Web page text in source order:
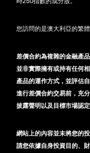
您訪問的是澳大利亞的繁體
差價合約為複雜的金融產
並非實際擁有或持有任何
產品的運作方式，並評估
進行差價合約交易前，充
披露聲明以及目標市場認定
網站上的內容並未將您的
請您依據自身投資目的、